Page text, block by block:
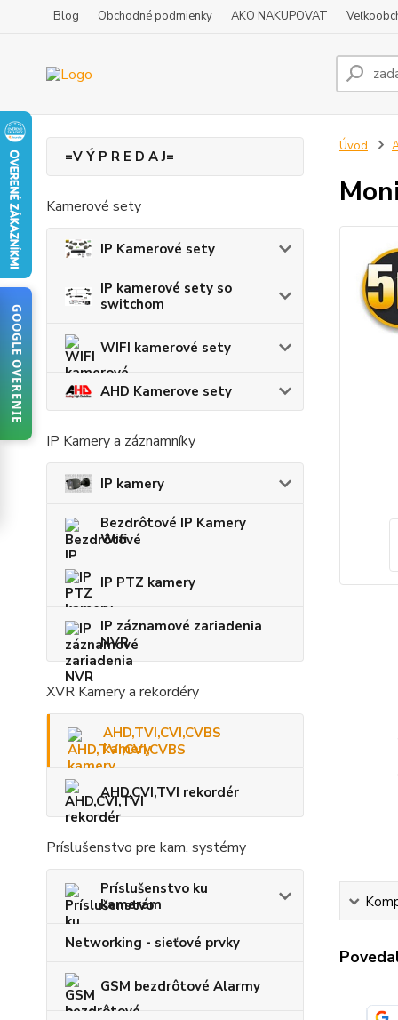
Blog Obchodné podmienky AKO NAKUPOVAT
=V Ý P R E D A J=
Kamerové sety
IP Kamerové sety
IP kamerové sety so
switchom
WIFI kamerové sety
AHD Kamerove sety
IP Kamery a záznamníky
IP kamery
Bezdrôtové IP Kamery
Wifi
IP PTZ kamery
IP záznamové zariadenia
NVR
XVR Kamery a rekordéry
AHD,TVI,CVI,CVBS
kamery
AHD,CVI,TVI rekordér
Príslušenstvo pre kam. systémy
Príslušenstvo ku
kamerám
Networking - sieťové prvky
GSM bezdrôtové Alarmy
Úvod
GOOGLE OVERENIE